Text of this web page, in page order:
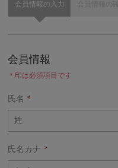
会員情報の入力
会員情報
＊印は必須項目です
氏名 *
氏名カナ *